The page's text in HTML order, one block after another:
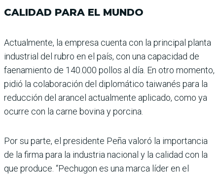
CALIDAD PARA EL MUNDO
Actualmente, la empresa cuenta con la principal planta
industrial del rubro en el país, con una capacidad de
faena­miento de 140.000 pollos al día. En otro momento,
pidió la colaboración del diplomá­tico taiwanés para la
reduc­ción del arancel actualmente aplicado, como ya
ocurre con la carne bovina y porcina.
Por su parte, el presidente Peña valoró la importancia
de la firma para la industria nacio­nal y la calidad con la
que pro­duce. “Pechugon es una marca líder en el